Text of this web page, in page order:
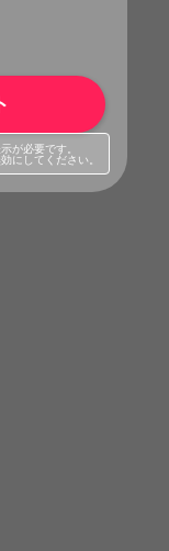
が必要です。
にしてください。